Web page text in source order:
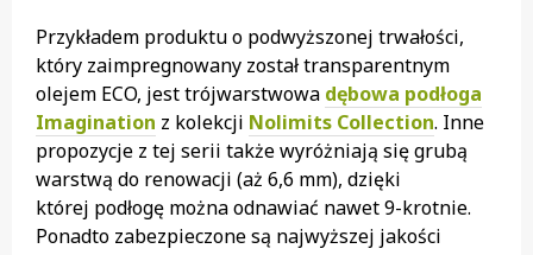
Przykładem produktu o podwyższonej trwałości,
który zaimpregnowany został transparentnym
olejem ECO, jest trójwarstwowa dębowa podłoga
Imagination z kolekcji Nolimits Collection. Inne
propozycje z tej serii także wyróżniają się grubą
warstwą do renowacji (aż 6,6 mm), dzięki
której podłogę można odnawiać nawet 9-krotnie.
Ponadto zabezpieczone są najwyższej jakości